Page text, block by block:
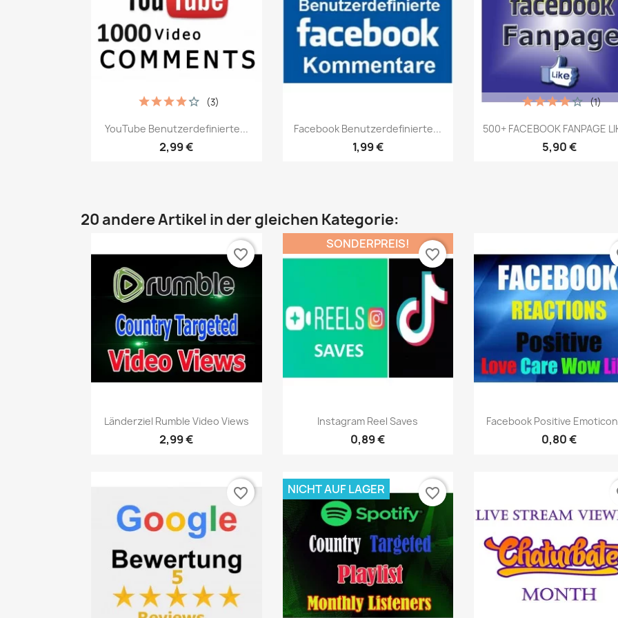
Vorschau
YouTube Benutzerdefinierte...
2,99 €
(3)
Vorschau
Facebook Benutzerdefinierte...
1,99 €
Vorschau
500+ FACEBOOK FANPAGE
5,90 €
(1)
20 andere Artikel in der gleichen Kategorie:
Vorschau
Länderziel Rumble Video Views
2,99 €
favorite_border
Vorschau
Instagram Reel Saves
0,89 €
SONDERPREIS!
favorite_border
Vorschau
Facebook Positive
0,80 €
favorite_border NICHT AUF LAGER favorite_border